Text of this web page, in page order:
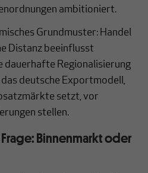
ambitioniert.
Grundmuster: Handel
Distanz beeinflusst
dauerhafte Regionalisierung
deutsche Exportmodell,
setzt, vor
stellen.
Binnenmarkt oder